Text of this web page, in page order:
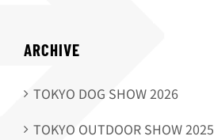
ARCHIVE
TOKYO DOG SHOW 2026
TOKYO OUTDOOR SHOW 2025